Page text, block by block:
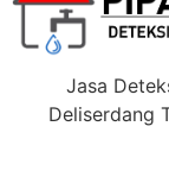
Jasa
Deliserdang